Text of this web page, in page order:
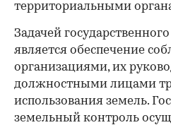
территориальными
Задачей
является обеспечение
организациями, их
должностными лицами
использования земель.
земельный контроль